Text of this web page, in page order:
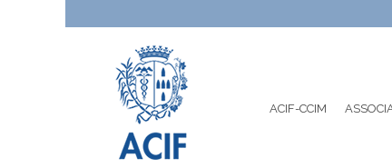
ACIF-CCIM